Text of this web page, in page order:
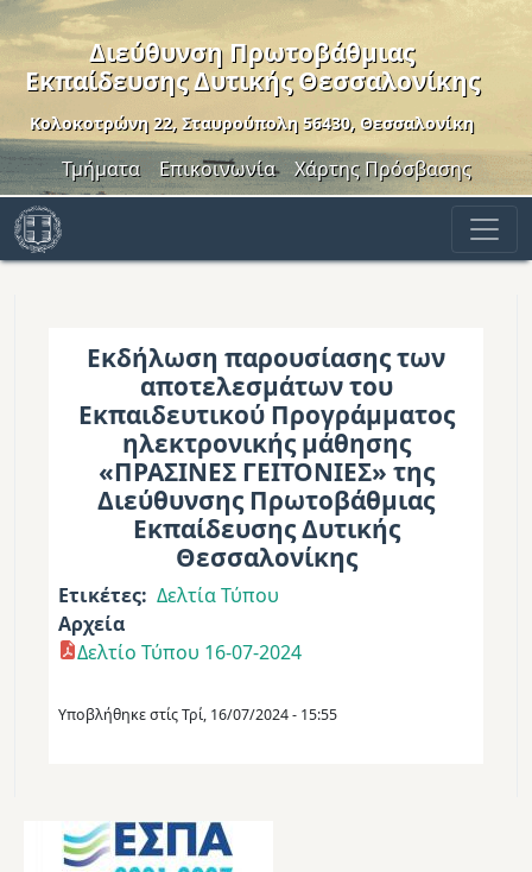
Παράκαμψη προς το κυρίως περιεχόμενο
Διεύθυνση Πρωτοβάθμιας
Εκπαίδευσης Δυτικής Θεσσαλονίκης
Κολοκοτρώνη 22, Σταυρούπολη 56430, Θεσσαλονίκη
Header Menu
Τμήματα Επικοινωνία Χάρτης Πρόσβασης
Εκδήλωση παρουσίασης των
αποτελεσμάτων του
Εκπαιδευτικού Προγράμματος
ηλεκτρονικής μάθησης
«ΠΡΑΣΙΝΕΣ ΓΕΙΤΟΝΙΕΣ» της
Διεύθυνσης Πρωτοβάθμιας
Εκπαίδευσης Δυτικής
Θεσσαλονίκης
Ετικέτες Δελτία Τύπου
Αρχεία
Δελτίο Τύπου 16-07-2024
Υποβλήθηκε στίςΤρί, 16/07/2024 - 15:55